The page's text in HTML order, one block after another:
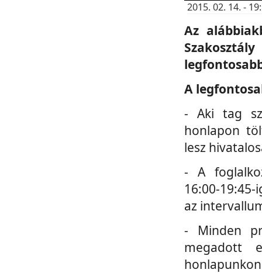
2015. 02. 14. -
Az
A
- Aki tag
honlapon
lesz
- A
16:00-
az
- Minden
megadott